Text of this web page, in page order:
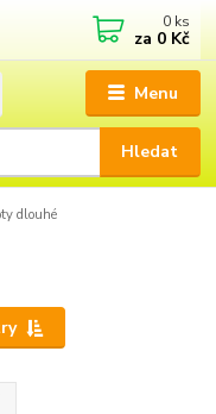
Menu
Hledat
0 ks
za 0 Kč
dlouhé